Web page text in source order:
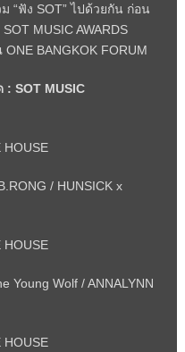
“ฟัง SOT”ไปด้วยกัน ก่อน
SOT MUSIC AWARDS
ONE BANGKOK FORUM
: SOT MUSIC
HOUSE
/ HUNSICK x
HOUSE
Young Wolf / ANNALYNN
HOUSE